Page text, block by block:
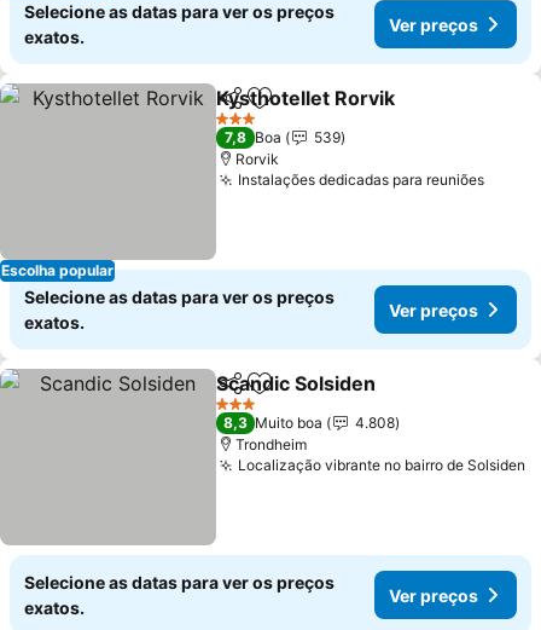
Selecione as datas para ver os preços
exatos.
Ver preços
Escolha popular
PartilharAdicionar aos favoritos
Kysthotellet Rorvik
3 Estrelas
7,8 Boa
539
Rorvik
Instalações dedicadas para reuniões
Selecione as datas para ver os preços
exatos.
Ver preços
PartilharAdicionar aos favoritos
Scandic Solsiden
3 Estrelas
8,3 Muito boa
4.808
Trondheim
Localização vibrante no bairro de Solsiden
Selecione as datas para ver os preços
exatos.
Ver preços